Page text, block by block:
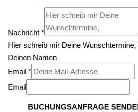
Nachricht*
Hier schreib mir Deine
Deinen Namen
Email*
Email
BUCHUNGSANFRAGE